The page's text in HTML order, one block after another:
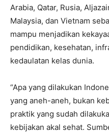
Arabia, Qatar, Rusia,
Malaysia, dan Vietnam
mampu menjadikan
pendidikan, kesehatan,
kedaulatan kelas dunia.
“Apa yang dilakukan
yang aneh-aneh, bukan
praktik yang sudah
kebijakan akal sehat.